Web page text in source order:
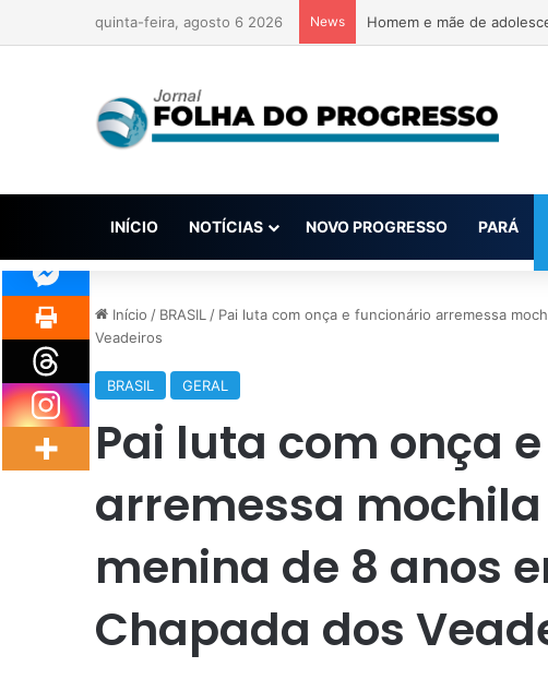
quinta-feira, agosto 6 2026 News Homem acusado de
INÍCIO NOTÍCIAS NOVO PROGRESSO PARÁ
Início / BRASIL / Pai luta com onça e funcionário arremessa
Veadeiros
BRASIL GERAL
Pai luta com onça
arremessa
menina de 8 anos
Chapada dos